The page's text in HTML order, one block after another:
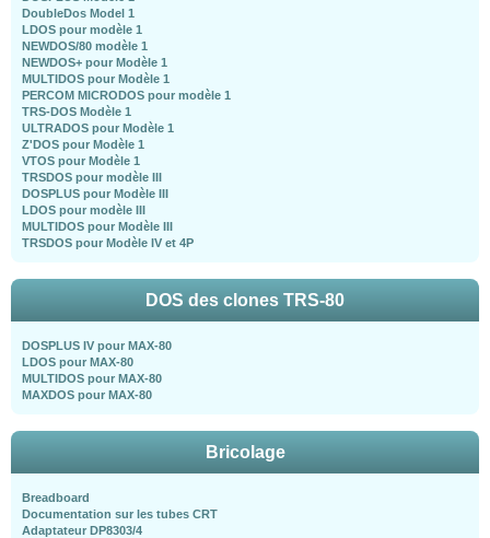
DoubleDos Model 1
LDOS pour modèle 1
NEWDOS/80 modèle 1
NEWDOS+ pour Modèle 1
MULTIDOS pour Modèle 1
PERCOM MICRODOS pour modèle 1
TRS-DOS Modèle 1
ULTRADOS pour Modèle 1
Z'DOS pour Modèle 1
VTOS pour Modèle 1
TRSDOS pour modèle III
DOSPLUS pour Modèle III
LDOS pour modèle III
MULTIDOS pour Modèle III
TRSDOS pour Modèle IV et 4P
DOS des clones TRS-80
DOSPLUS IV pour MAX-80
LDOS pour MAX-80
MULTIDOS pour MAX-80
MAXDOS pour MAX-80
Bricolage
Breadboard
Documentation sur les tubes CRT
Adaptateur DP8303/4